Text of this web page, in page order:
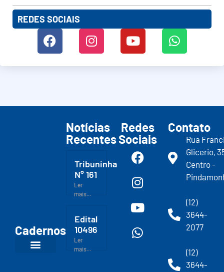
REDES SOCIAIS
Cadernos
Notícias
Recentes
Tribuninha
N° 161
Ler
mais...
Edital
10496
Ler
mais...
Redes
Sociais
Contato
Rua
Glicerio,
Centro -
(12)
3644-
2077
(12)
3644-